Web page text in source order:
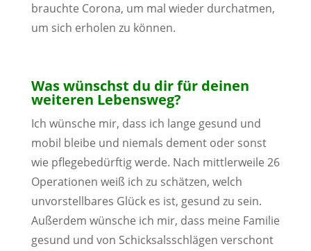
brauchte Corona, um mal wieder durchatmen,
um sich erholen zu können.
Was wünschst du dir für deinen
weiteren Lebensweg?
Ich wünsche mir, dass ich lange gesund und
mobil bleibe und niemals dement oder sonst
wie pflegebedürftig werde. Nach mittlerweile 26
Operationen weiß ich zu schätzen, welch
unvorstellbares Glück es ist, gesund zu sein.
Außerdem wünsche ich mir, dass meine Familie
gesund und von Schicksalsschlägen verschont